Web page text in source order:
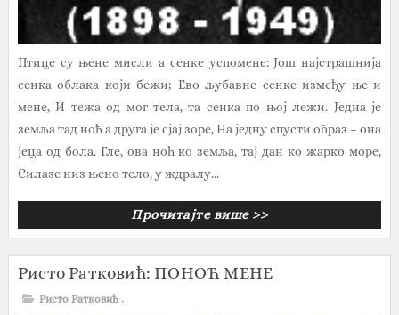
Птице су њене мисли a сенке успомене: Још најстрашнија
сенка облака који бежи; Ево љубавне сенке између ње и
мене, И тежа од мог тела, та сенка по њој лежи. Једна је
земља тад ноћ a друга је сјај зоре, На једну спусти образ – она
јеца од бола. Гле, ова ноћ ко земља, тај дан ко жарко море,
Силазе низ њено тело, у ждралу...
Прочитајте више >>
Ристо Ратковић: ПОНОЋ МЕНЕ
Ристо Ратковић ,